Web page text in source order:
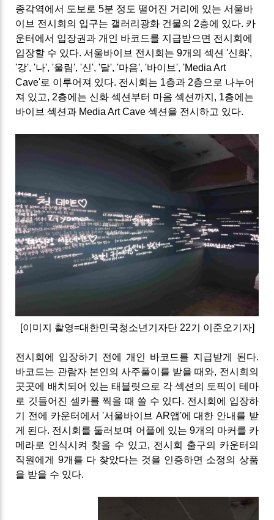
종각역에서 도보로 5분 정도 떨어진 거리에 있는 서울바
이브 전시회의 입구는 갤러리광화 건물의 2층에 있다. 카
운터에서 입장권과 개인 바코드를 지급받으면 전시회에
입장할 수 있다. 서울바이브 전시회는 9개의 섹션 '신화',
'강', '나', '울림', '신', '달', '마음', '바이브', 'Media Art
Cave'로 이루어져 있다. 전시회는 1층과 2층으로 나누어
져 있고, 2층에는 신화 섹션부터 마음 섹션까지, 1층에는
바이브 섹션과 Media Art Cave 섹션을 전시하고 있다.
[이미지 촬영=대한민국청소년기자단 22기 이준오기자]
전시회에 입장하기 전에 개인 바코드를 지급받게 된다.
바코드는 관람자 본인의 사주풀이를 받을 때와, 전시회의
곳곳에 배치되어 있는 태블릿으로 각 섹션의 토픽이 테마
로 깃들어진 셀카를 찍을 때 쓸 수 있다. 전시회에 입장하
기 전에 카운터에서'서울바이브 AR앱'에 대한 안내를 받
게 된다. 전시회를 둘러보며 어플에 있는 9개의 마커를 카
메라로 인식시켜 찾을 수 있고, 전시회 출구의 카운터의
직원에게 9개를 다 찾았다는 것을 인증하면 소정의 상품
을 받을 수 있다.